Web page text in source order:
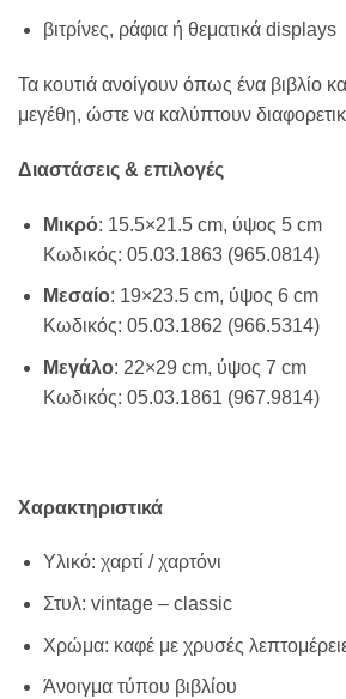
βιτρίνες, ράφια ή θεματικά displays
Τα κουτιά ανοίγουν όπως ένα βιβλίο
μεγέθη, ώστε να καλύπτουν
Διαστάσεις & επιλογές
Μικρό: 15.5×21.5 cm, ύψος 5 cm
Κωδικός: 05.03.1863 (965.0814)
Μεσαίο: 19×23.5 cm, ύψος 6 cm
Κωδικός: 05.03.1862 (966.5314)
Μεγάλο: 22×29 cm, ύψος 7 cm
Κωδικός: 05.03.1861 (967.9814)
Χαρακτηριστικά
Υλικό: χαρτί / χαρτόνι
Στυλ: vintage – classic
Χρώμα: καφέ με χρυσές
Άνοιγμα τύπου βιβλίου